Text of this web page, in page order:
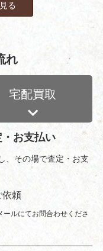
る
れ
宅配買取
お支払い
、その場で査定・お支
依頼
ールにてお問合わせくださ